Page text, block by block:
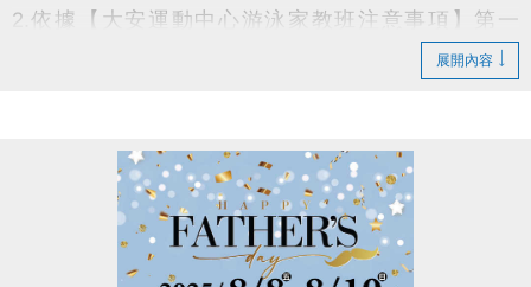
2.依據【大安運動中心游泳家教班注意事項】第一
條：報名時請詳細審閱定型化契約，並於第一堂課開
後三個月內完成課程，逾期視同放棄上課權利，不予
展開內容